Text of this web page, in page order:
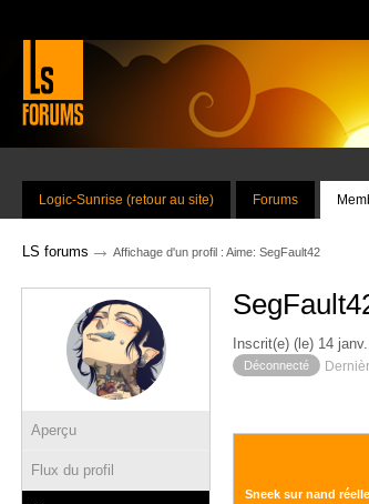
Logic-Sunrise (retour au site) Forums
LS forums → Affichage d'un profil : Aime: SegFault42
Aperçu
Flux du profil
Inscrit(e) (le) 14
Déconnecté
Sneek sur nand réelle